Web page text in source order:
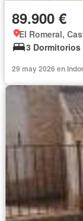
89.900 €
El Romeral,
3 Dormitorios
29 may 2026 en